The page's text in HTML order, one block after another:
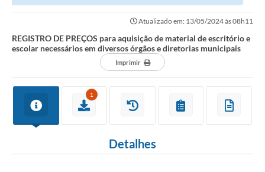
Atualizado em: 13/05/2024 às 08h11
REGISTRO DE PREÇOS para aquisição de material de escritório e
escolar necessários em diversos órgãos e diretorias municipais
Imprimir
1
Detalhes